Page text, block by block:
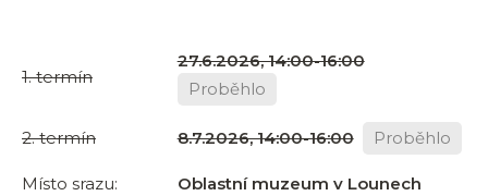
1. termín
27.6.2026, 14:00-16:00
Proběhlo
2. termín 8.7.2026, 14:00-16:00 Proběhlo
Místo srazu:
Oblastní muzeum v Lounech